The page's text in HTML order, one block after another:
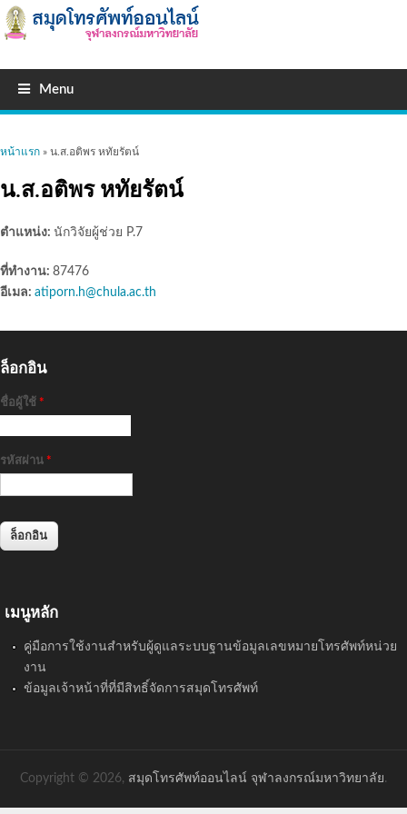
Menu
คุณอยู่ที่นี่
หน้าแรก » น.ส.อติพร หทัยรัตน์
น.ส.อติพร หทัยรัตน์
ตำแหน่ง: นักวิจัยผู้ช่วย P.7
ที่ทำงาน: 87476
อีเมล: atiporn.h@chula.ac.th
ล็อกอิน
ชื่อผู้ใช้ *
รหัสผ่าน *
เมนูหลัก
คู่มือการใช้งานสำหรับผู้ดูแลระบบฐานข้อมูลเลขหมายโทรศัพท์หน่วย
งาน
ข้อมูลเจ้าหน้าที่ที่มีสิทธิ์จัดการสมุดโทรศัพท์
Copyright © 2026, สมุดโทรศัพท์ออนไลน์ จุฬาลงกรณ์มหาวิทยาลัย.